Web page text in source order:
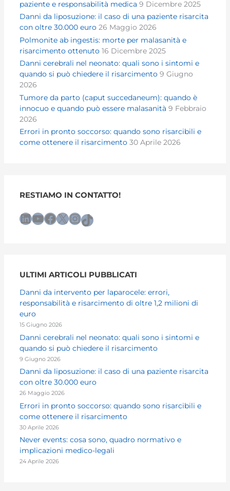
paziente e responsabilità medica 9 Dicembre 2025
Danni da liposuzione: il caso di una paziente risarcita
con oltre 30.000 euro 26 Maggio 2026
Polmonite ab ingestis: morte per malasanità e
risarcimento ottenuto 16 Dicembre 2025
Danni cerebrali nel neonato: quali sono i sintomi e
quando si può chiedere il risarcimento 9 Giugno
2026
Tumore da parto (caput succedaneum): quando è
innocuo e quando può essere malasanità 9 Febbraio
2026
Errori in pronto soccorso: quando sono risarcibili e
come ottenere il risarcimento 30 Aprile 2026
RESTIAMO IN CONTATTO!
LinkedIn YouTube Facebook X InstagramTikTok
ULTIMI ARTICOLI PUBBLICATI
Danni da intervento per laparocele: errori,
responsabilità e risarcimento di oltre 1,2 milioni di
euro
15 Giugno 2026
Danni cerebrali nel neonato: quali sono i sintomi e
quando si può chiedere il risarcimento
9 Giugno 2026
Danni da liposuzione: il caso di una paziente risarcita
con oltre 30.000 euro
26 Maggio 2026
Errori in pronto soccorso: quando sono risarcibili e
come ottenere il risarcimento
30 Aprile 2026
Never events: cosa sono, quadro normativo e
implicazioni medico-legali
24 Aprile 2026